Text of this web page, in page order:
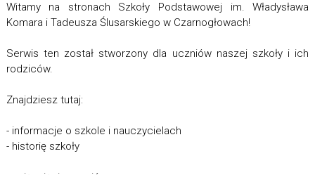
Witamy na stronach Szkoły Podstawowej im. Władysława
Komara i Tadeusza Ślusarskiego w Czarnogłowach!
Serwis ten został stworzony dla uczniów naszej szkoły i ich
rodziców.
Znajdziesz tutaj:
- informacje o szkole i nauczycielach
- historię szkoły